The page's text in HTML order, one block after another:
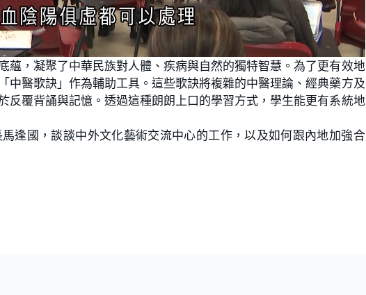
蘊，凝聚了中華民族對人體、疾病與自然的獨特智慧。為了更有效地
中醫歌訣」作為輔助工具。這些歌訣將複雜的中醫理論、經典藥方及
反覆背誦與記憶。透過這種朗朗上口的學習方式，學生能更有系統地
逢國，談談中外文化藝術交流中心的工作，以及如何跟內地加強合